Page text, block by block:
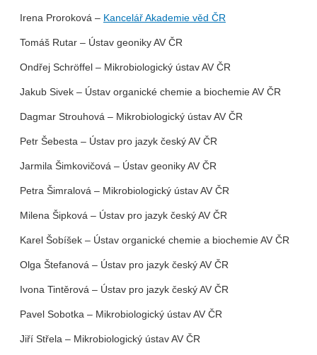
Irena Proroková – Kancelář Akademie věd ČR
Tomáš Rutar – Ústav geoniky AV ČR
Ondřej Schröffel – Mikrobiologický ústav AV ČR
Jakub Sivek – Ústav organické chemie a biochemie AV ČR
Dagmar Strouhová – Mikrobiologický ústav AV ČR
Petr Šebesta – Ústav pro jazyk český AV ČR
Jarmila Šimkovičová – Ústav geoniky AV ČR
Petra Šimralová – Mikrobiologický ústav AV ČR
Milena Šipková – Ústav pro jazyk český AV ČR
Karel Šobíšek – Ústav organické chemie a biochemie AV ČR
Olga Štefanová – Ústav pro jazyk český AV ČR
Ivona Tintěrová – Ústav pro jazyk český AV ČR
Pavel Sobotka – Mikrobiologický ústav AV ČR
Jiří Střela – Mikrobiologický ústav AV ČR